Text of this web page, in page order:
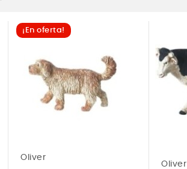
¡En oferta!
Oliver
Oliver